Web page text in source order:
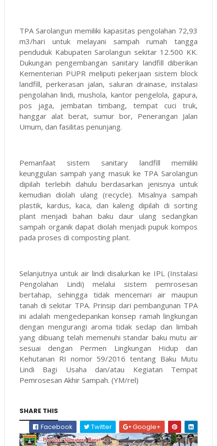
TPA Sarolangun memiliki kapasitas pengolahan 72,93
m3/hari untuk melayani sampah rumah tangga
penduduk Kabupaten Sarolangun sekitar 12.500 KK.
Dukungan pengembangan sanitary landfill diberikan
Kementerian PUPR meliputi pekerjaan sistem block
landfill, perkerasan jalan, saluran drainase, instalasi
pengolahan lindi, mushola, kantor pengelola, gapura,
pos jaga, jembatan timbang, tempat cuci truk,
hanggar alat berat, sumur bor, Penerangan Jalan
Umum, dan fasilitas penunjang.
Pemanfaat sistem sanitary landfill memiliki
keunggulan sampah yang masuk ke TPA Sarolangun
dipilah terlebih dahulu berdasarkan jenisnya untuk
kemudian diolah ulang (recycle). Misalnya sampah
plastik, kardus, kaca, dan kaleng dipilah di sorting
plant menjadi bahan baku daur ulang sedangkan
sampah organik dapat diolah menjadi pupuk kompos
pada proses di composting plant.
Selanjutnya untuk air lindi disalurkan ke IPL (Instalasi
Pengolahan Lindi) melalui sistem pemrosesan
bertahap, sehingga tidak mencemari air maupun
tanah di sekitar TPA. Prinsip dari pembangunan TPA
ini adalah mengedepankan konsep ramah lingkungan
dengan mengurangi aroma tidak sedap dan limbah
yang dibuang telah memenuhi standar baku mutu air
sesuai dengan Permen Lingkungan Hidup dan
Kehutanan RI nomor 59/2016 tentang Baku Mutu
Lindi Bagi Usaha dan/atau Kegiatan Tempat
Pemrosesan Akhir Sampah. (YM/rel)
SHARE THIS
Facebook
Twitter Google+